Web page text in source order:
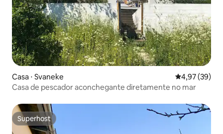
Casa ⋅ Svaneke 4,97 de uma
4,97 (39)
Casa de pescador aconchegante diretamente no mar
Superhost
Superhost